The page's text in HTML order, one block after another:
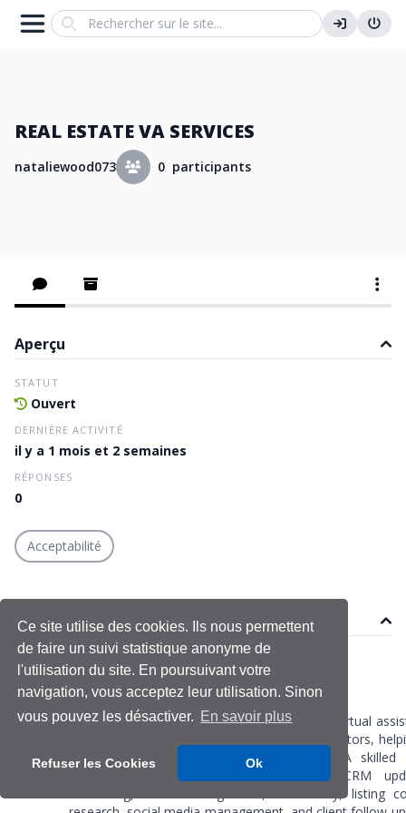
Ce site utilise des cookies. Ils nous permettent
de faire un suivi statistique anonyme de
l'utilisation du site. En poursuivant votre
navigation, vous acceptez leur utilisation. Sinon
vous pouvez les désactiver. En savoir plus
Refuser les Cookies Ok
Search
REAL ESTATE VA SERVICES
nataliewood073 0 participants
Aperçu
STATUT
Ouvert
DERNIÈRE ACTIVITÉ
il y a 1 mois et 2 semaines
RÉPONSES
0
Acceptabilité
Sujet
nataliewood073
Dernière modification le 19 juin 2026
Real Estate VA Services provide professional virtual
agents, brokers, property managers, and investors,
daily operations and improve productivity. A skilled
Assistant can manage lead generation, CRM
scheduling, email management, data entry, listing